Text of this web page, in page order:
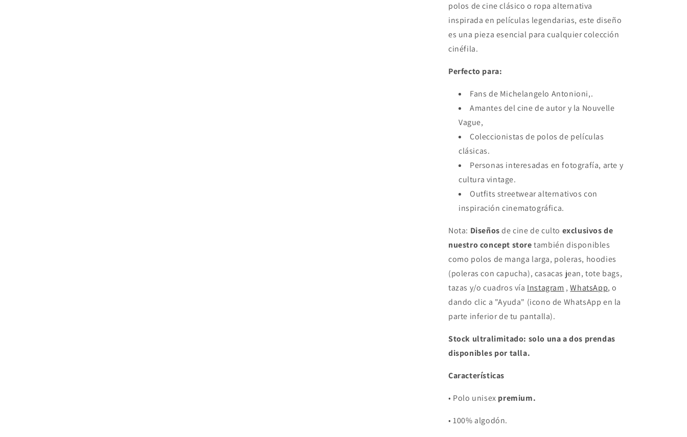
polos de cine clásico o ropa alternativa
inspirada en películas legendarias, este diseño
es una pieza esencial para cualquier colección
cinéfila.
Perfecto para:
Fans de Michelangelo Antonioni,.
Amantes del cine de autor y la Nouvelle
Vague,
Coleccionistas de polos de películas
clásicas.
Personas interesadas en fotografía, arte y
cultura vintage.
Outfits streetwear alternativos con
inspiración cinematográfica.
Nota: Diseñosde cine de culto exclusivos de
nuestro concept storetambién disponibles
como polos de manga larga, poleras, hoodies
(poleras con capucha), casacas jean, tote bags,
tazas y/o cuadros vía Instagram ,WhatsApp, o
dando clic a "Ayuda" (icono de WhatsApp en la
parte inferior de tu pantalla).
Stock ultralimitado: solo una a dos prendas
disponibles por talla.
Características
• Polo unisex premium.
• 100% algodón.